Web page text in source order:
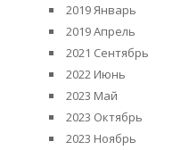
2019 Январь
2019 Апрель
2021 Сентябрь
2022 Июнь
2023 Май
2023 Октябрь
2023 Ноябрь